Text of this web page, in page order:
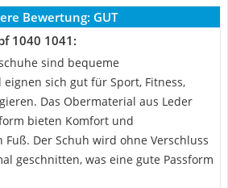
Bewertung: GUT
1040 1041:
sind bequeme
sich gut für Sport, Fitness,
Das Obermaterial aus Leder
bieten Komfort und
Der Schuh wird ohne Verschluss
geschnitten, was eine gute Passform